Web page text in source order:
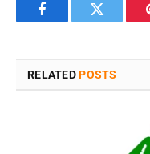
FacebookTwitter
RELATEDPOSTS